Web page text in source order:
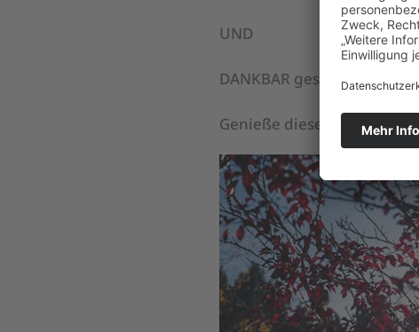
UND
DANKBAR gesund zu sein
Genieße diese wundervolle